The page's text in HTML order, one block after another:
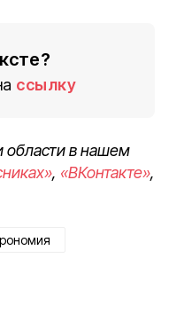
ссылку
области в нашем
, «ВКонтакте»,